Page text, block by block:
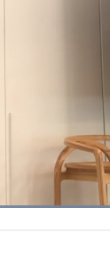
Dimuat: